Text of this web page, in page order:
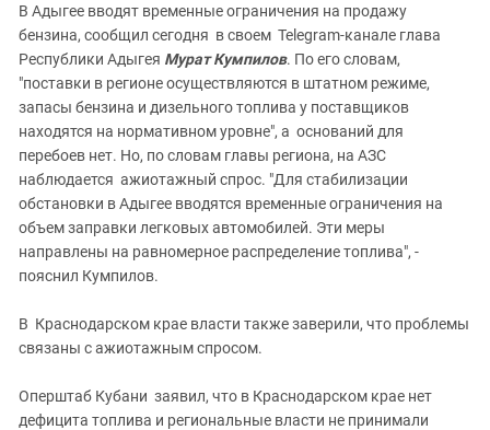
В Адыгее вводят временные ограничения на продажу
бензина, сообщил сегодня в своем Telegram-канале глава
Республики Адыгея Мурат Кумпилов. По его словам,
"поставки в регионе осуществляются в штатном режиме,
запасы бензина и дизельного топлива у поставщиков
находятся на нормативном уровне", а оснований для
перебоев нет. Но, по словам главы региона, на АЗС
наблюдается ажиотажный спрос. "Для стабилизации
обстановки в Адыгее вводятся временные ограничения на
объем заправки легковых автомобилей. Эти меры
направлены на равномерное распределение топлива", -
пояснил Кумпилов.
В Краснодарском крае власти также заверили, что проблемы
связаны с ажиотажным спросом.
Оперштаб Кубани заявил, что в Краснодарском крае нет
дефицита топлива и региональные власти не принимали